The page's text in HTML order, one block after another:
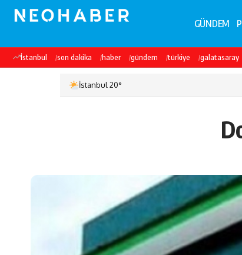
GÜNDEM
İstanbul son dakika haber gündem türkiye galatasaray
İstanbul 20°